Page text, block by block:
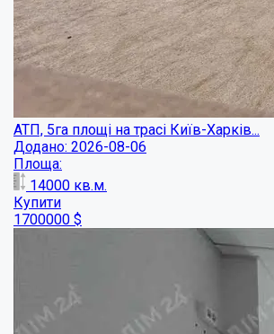
АТП, 5га площі на трасі Київ-Харків...
Додано: 2026-08-06
Площа:
14000 кв.м.
Купити
1700000 $